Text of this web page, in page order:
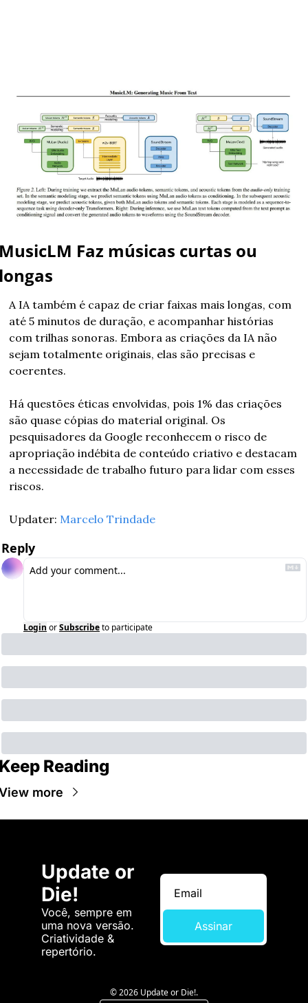
Faz músicas curtas ou
A IA também é capaz de criar faixas mais longas, com
até 5 minutos de duração, e acompanhar histórias
com trilhas sonoras. Embora as criações da IA não
sejam totalmente originais, elas são precisas e
coerentes.
Há questões éticas envolvidas, pois 1% das criações
são quase cópias do material original. Os
pesquisadores da Google reconhecem o risco de
apropriação indébita de conteúdo criativo e destacam
a necessidade de trabalho futuro para lidar com esses
riscos.
Updater: Marcelo Trindade
Reply
Login orSubscribeto participate
Reading
more
Update or
Die!
Você, sempre em
uma nova versão.
Criatividade &
repertório.
Assinar
© 2026 Update or Die!.